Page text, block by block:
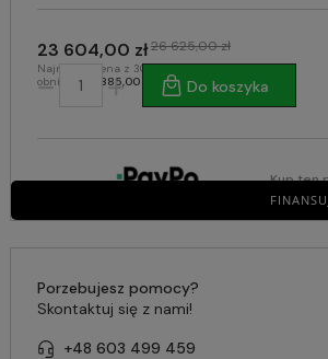
23 604,00 zł26 625,00 zł
Najniższa cena z 30 dni przed
obniżką: 24 385,00 zł Do koszyka
Kup ten
Porzebujesz pomocy?
Skontaktuj się z nami!
+48 603 499 459